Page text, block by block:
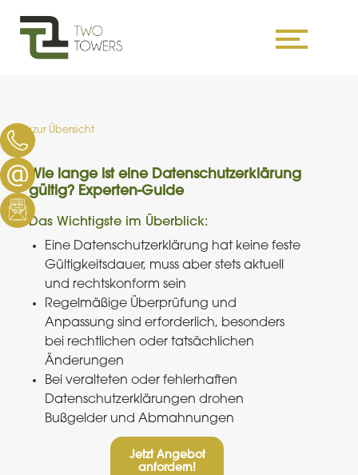
content
zur Übersicht
Wie lange ist eine Datenschutzerklärung
gültig? Experten-Guide
Das Wichtigste im Überblick:
Eine Datenschutzerklärung hat keine feste
Gültigkeitsdauer, muss aber stets aktuell
und rechtskonform sein
Regelmäßige Überprüfung und
Anpassung sind erforderlich, besonders
bei rechtlichen oder tatsächlichen
Änderungen
Bei veralteten oder fehlerhaften
Datenschutzerklärungen drohen
Bußgelder und Abmahnungen
Jetzt Angebot
anfordern!